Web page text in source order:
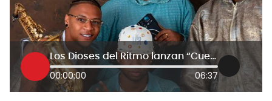
Los Dioses del Ritmo lanzan “Cuellos blancos” y cuestionan las promesas políticas en tiempos elector
00:00:00 06:37